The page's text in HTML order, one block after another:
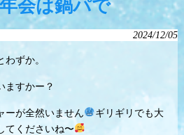
会は鍋パで
2024/12/05
ずか。
ますかー？
ーが全然いません
ギリギリでも大
てくださいね〜